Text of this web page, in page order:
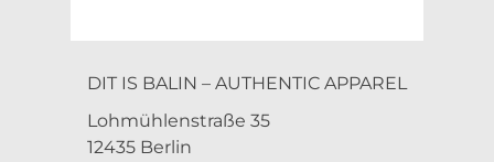
DIT IS BALIN – AUTHENTIC APPAREL
Lohmühlenstraße 35
12435 Berlin